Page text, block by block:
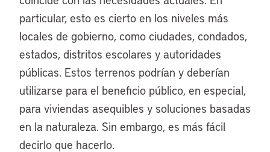
particular, esto es cierto en los niveles más
locales de gobierno, como ciudades, condados,
estados, distritos escolares y autoridades
públicas. Estos terrenos podrían y deberían
utilizarse para el beneficio público, en especial,
para viviendas asequibles y soluciones basadas
en la naturaleza. Sin embargo, es más fácil
decirlo que hacerlo.